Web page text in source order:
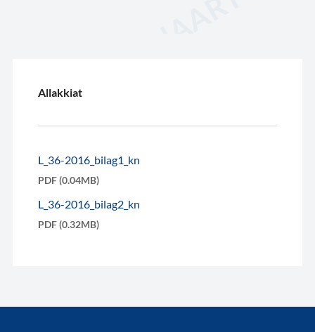
Allakkiat
L_36-2016_bilag1_kn
PDF (0.04MB)
L_36-2016_bilag2_kn
PDF (0.32MB)